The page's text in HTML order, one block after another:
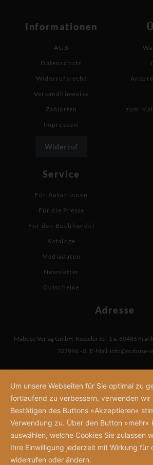
Informationen
AGB
Datenschutz
Widerrufsrecht
Versandhinweise
Zahlarten
Impressum
Widerruf
zum
Service
Für Autor:innen
Für die Presse
Für den Buchhandel
Kataloge
Mediadaten
Newsletter
Gutscheine
Adresse
Mabuse-Verlag GmbH, Kasseler Str. 1 a, 60486
707996 - 0 , E-Mail: info@mabuse-
Um unsere Webseiten für Sie optimal zu
fortlaufend zu verbessern, verwenden wir
Bestätigen des Buttons »Akzeptieren«
Verwendung zu. Über den Button »mehr«
auswählen, welche Cookies Sie zulassen
Ihre Einwilligung jederzeit mit Wirkung für
widerrufen oder ändern.